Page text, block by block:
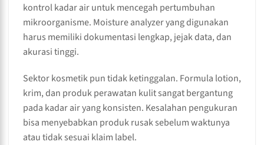
kontrol kadar air untuk mencegah pertumbuhan
mikroorganisme. Moisture analyzer yang digunakan
harus memiliki dokumentasi lengkap, jejak data, dan
akurasi tinggi.
Sektor kosmetik pun tidak ketinggalan. Formula lotion,
krim, dan produk perawatan kulit sangat bergantung
pada kadar air yang konsisten. Kesalahan pengukuran
bisa menyebabkan produk rusak sebelum waktunya
atau tidak sesuai klaim label.